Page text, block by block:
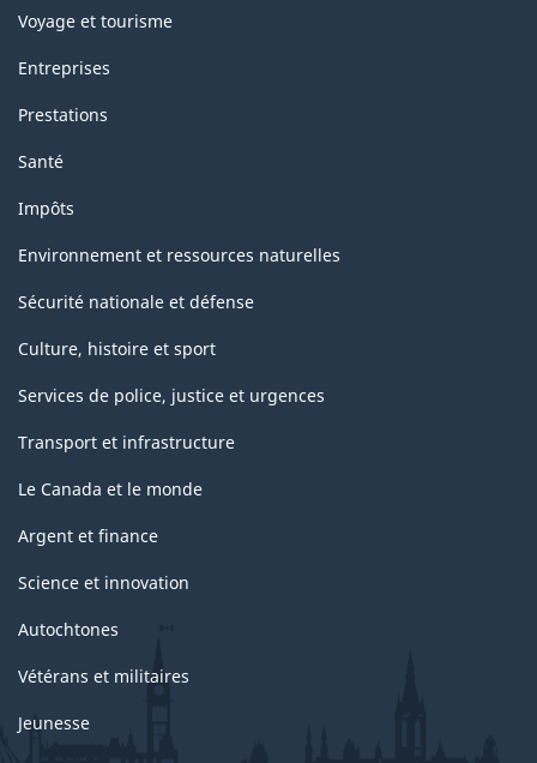
Voyage et tourisme
Entreprises
Prestations
Santé
Impôts
Environnement et ressources naturelles
Sécurité nationale et défense
Culture, histoire et sport
Services de police, justice et urgences
Transport et infrastructure
Le Canada et le monde
Argent et finance
Science et innovation
Autochtones
Vétérans et militaires
Jeunesse